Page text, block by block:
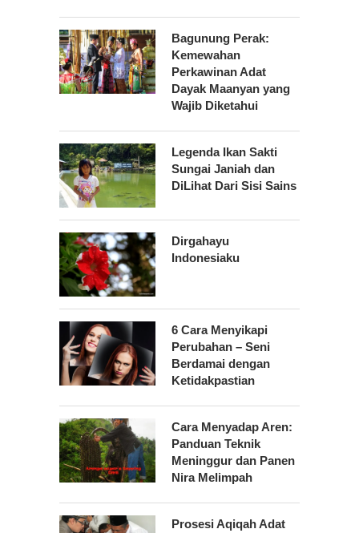
Bagunung Perak:
Kemewahan
Perkawinan Adat
Dayak Maanyan yang
Wajib Diketahui
Legenda Ikan Sakti
Sungai Janiah dan
DiLihat Dari Sisi Sains
Dirgahayu
Indonesiaku
6 Cara Menyikapi
Perubahan – Seni
Berdamai dengan
Ketidakpastian
Cara Menyadap Aren:
Panduan Teknik
Meninggur dan Panen
Nira Melimpah
Prosesi Aqiqah Adat